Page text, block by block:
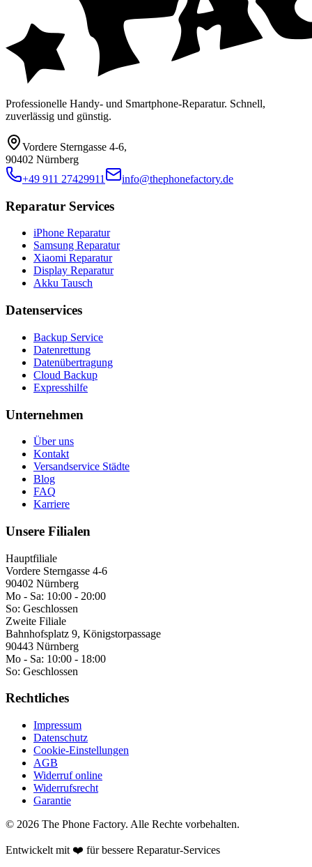
Professionelle Handy- und Smartphone-Reparatur. Schnell,
zuverlässig und günstig.
Vordere Sterngasse 4-6,
90402 Nürnberg
+49 911 27429911
info@thephonefactory.de
Reparatur Services
iPhone Reparatur
Samsung Reparatur
Xiaomi Reparatur
Display Reparatur
Akku Tausch
Datenservices
Backup Service
Datenrettung
Datenübertragung
Cloud Backup
Expresshilfe
Unternehmen
Über uns
Kontakt
Versandservice Städte
Blog
FAQ
Karriere
Unsere Filialen
Hauptfiliale
Vordere Sterngasse 4-6
90402 Nürnberg
Mo - Sa: 10:00 - 20:00
So: Geschlossen
Zweite Filiale
Bahnhofsplatz 9, Königstorpassage
90443 Nürnberg
Mo - Sa: 10:00 - 18:00
So: Geschlossen
Rechtliches
Impressum
Datenschutz
Cookie-Einstellungen
AGB
Widerruf online
Widerrufsrecht
Garantie
© 2026 The Phone Factory. Alle Rechte vorbehalten.
Entwickelt mit ❤️ für bessere Reparatur-Services